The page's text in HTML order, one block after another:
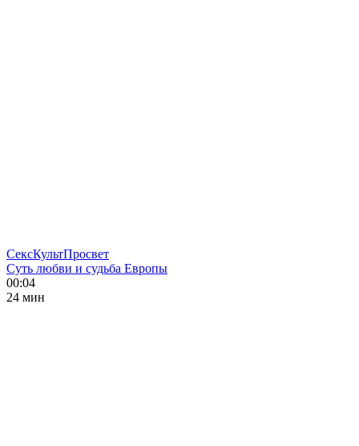
СексКультПросвет
Суть любви и судьба Европы
00:04
24 мин